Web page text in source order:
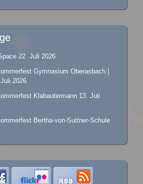
22. Juli 2026
Gymnasium Oberasbach |
2026
Klabautermann 13. Juli
Bertha-von-Suttner-Schule